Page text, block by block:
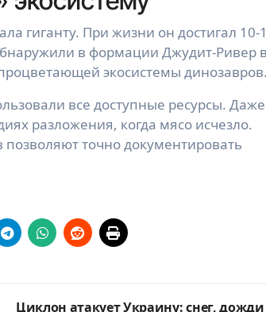
гиганту. При жизни он достигал 10-
в формации Джудит-Ривер
экосистемы
все доступные ресурсы. Даже
разложения, когда мясо исчезло.
точно документировать
Циклон атакует Украину: снег,